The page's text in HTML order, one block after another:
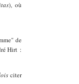
), où
de
Hirt :
citer